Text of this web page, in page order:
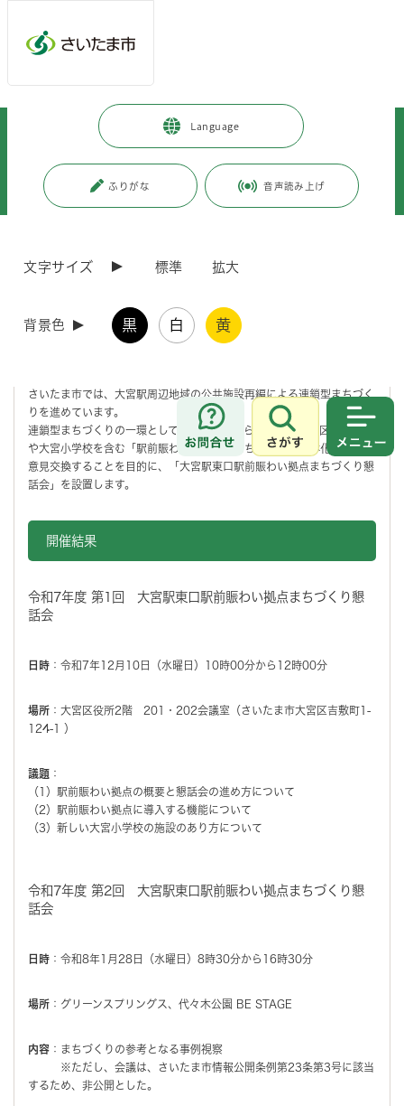
Language
ふりがな 音声読み上げ
文字サイズ 標準 拡大
背景色 黒 白 黄
お問合せ
さがす
暮らし・手続き > まちづくり・交通
各地域のまちづくり
大宮駅東口周辺公共施設再編について
>
大宮駅東口駅前賑わい拠点まちづくり懇話会
さいたま市では、大宮駅周辺地域の公共施設再編による連鎖型まちづく
りを進めています。
連鎖型まちづくりの一環として位置づけられられた、旧大宮区役所跡地
や大宮小学校を含む「駅前賑わい拠点」のまちづくりの具体化に向け、
意見交換することを目的に、「大宮駅東口駅前賑わい拠点まちづくり懇
話会」を設置します。
開催結果
令和7年度 第1回 大宮駅東口駅前賑わい拠点まちづくり懇
話会
日時 ：令和7年12月10日（水曜日）10時00分から12時00分
場所 ：大宮区役所2階 201・202会議室（さいたま市大宮区吉敷町1-
124-1 ）
議題 ：
（1）駅前賑わい拠点の概要と懇話会の進め方について
（2）駅前賑わい拠点に導入する機能について
（3）新しい大宮小学校の施設のあり方について
令和7年度 第2回 大宮駅東口駅前賑わい拠点まちづくり懇
話会
日時 ：令和8年1月28日（水曜日）8時30分から16時30分
場所 ：グリーンスプリングス、代々木公園 BE STAGE
内容 ：まちづくりの参考となる事例視察
※ただし、会議は、さいたま市情報公開条例第23条第3号に該当
するため、非公開とした。